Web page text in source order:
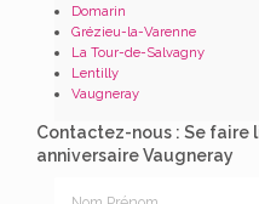
Domarin
Grézieu-la-Varenne
La Tour-de-Salvagny
Lentilly
Vaugneray
Contactez-nous : Se faire
anniversaire Vaugneray